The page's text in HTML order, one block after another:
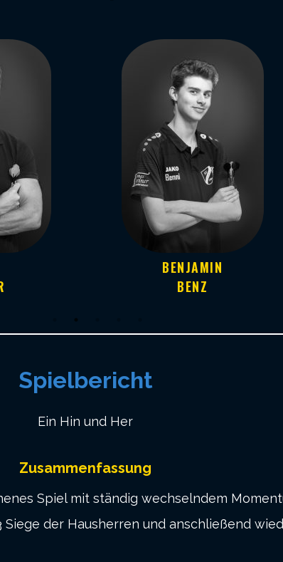
BENJAMIN
BENZ
Spielbericht
Ein Hin und Her
Zusammenfassung
Spiel mit ständig wechselndem
der Hausherren und anschließend